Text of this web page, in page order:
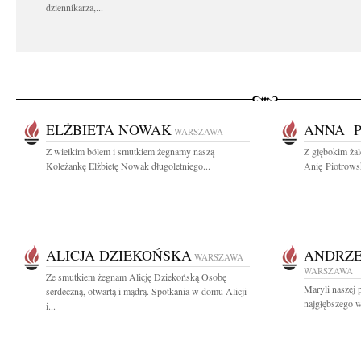
dziennikarza,...
ELŻBIETA NOWAK WARSZAWA
Z wielkim bólem i smutkiem żegnamy naszą
Koleżankę Elżbietę Nowak długoletniego...
ANNA
Z głębokim
Anię
ALICJA DZIEKOŃSKA WARSZAWA
Ze smutkiem żegnam Alicję Dziekońską Osobę
serdeczną, otwartą i mądrą. Spotkania w domu Alicji
i...
WARSZAWA
Maryli naszej
najgłębszego